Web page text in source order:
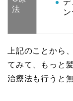
法
上記のことから
てみて、もっと
治療法も行うと